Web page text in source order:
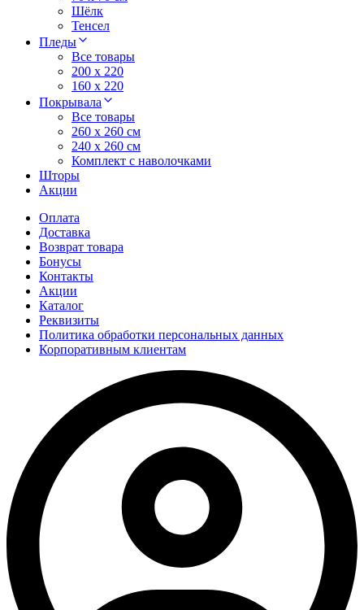
Шёлк
Тенсел
Пледы
Все товары
200 х 220
160 х 220
Покрывала
Все товары
260 x 260 см
240 х 260 см
Комплект с наволочками
Шторы
Акции
Оплата
Доставка
Возврат товара
Бонусы
Контакты
Акции
Каталог
Реквизиты
Политика обработки персональных данных
Корпоративным клиентам